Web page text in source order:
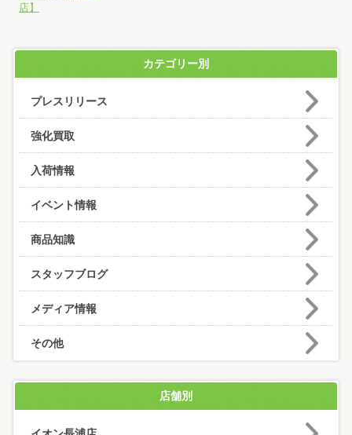
店】
カテゴリー別
プレスリリース
強化買取
入荷情報
イベント情報
商品知識
スタッフブログ
メディア情報
その他
店舗別